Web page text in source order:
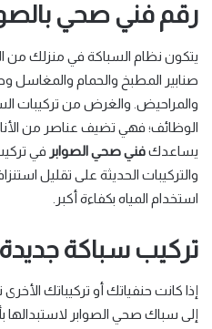
رقم فني صحي
يتكون نظام السباكة في منزلك من
صنابير المطبخ والحمام والمغاسل
والمراحيض. والغرض من تركيبات
الوظائف؛ فهي تضيف عناصر من
يساعدكفني صحي الصوابر في
والتركيبات الحديثة على تقليل
استخدام المياه بكفاءة أكبر.
تركيب سباكة جديدة
إذا كانت حنفياتك أو تركيباتك
إلى سباك صحي الصوابر